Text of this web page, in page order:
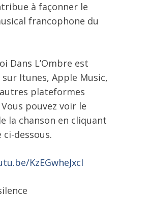
à façonner le
francophone du
Dans L’Ombre est
Itunes, Apple Music,
plateformes
pouvez voir le
la chanson en cliquant
ci-dessous.
KzEGwheJxcI